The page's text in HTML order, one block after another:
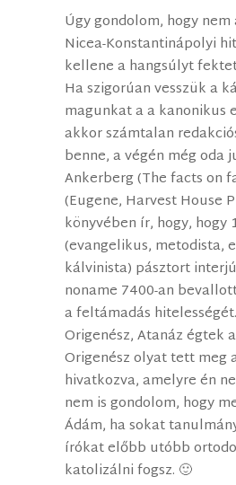
Úgy gondolom, hogy
Nicea-Konstantinápolyi
kellene a hangsúlyt
Ha szigorúan vesszük a
magunkat a a kanonikus
akkor számtalan
benne, a végén még oda
Ankerberg (The facts on
(Eugene, Harvest House
könyvében ír, hogy, hogy
(evangelikus, metodista,
kálvinista) pásztort
noname 7400-an
a feltámadás hitelességét.
Origenész, Atanáz égtek
Origenész olyat tett meg
hivatkozva, amelyre én
nem is gondolom, hogy
Ádám, ha sokat
írókat előbb utóbb
katolizálni fogsz. 🙂